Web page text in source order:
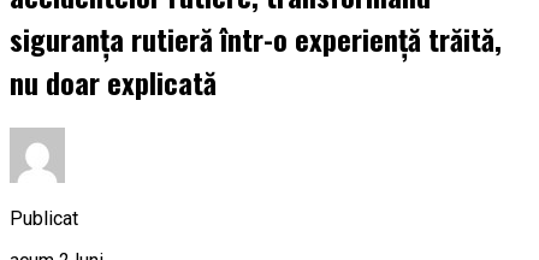
siguranța rutieră într-o experiență trăită,
nu doar explicată
Publicat